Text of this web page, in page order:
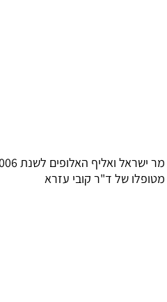
מר
של ד"ר קובי עזרא